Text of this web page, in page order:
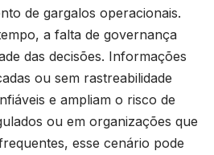
de gargalos operacionais.
a falta de governança
das decisões. Informações
ou sem rastreabilidade
e ampliam o risco de
ou em organizações que
esse cenário pode